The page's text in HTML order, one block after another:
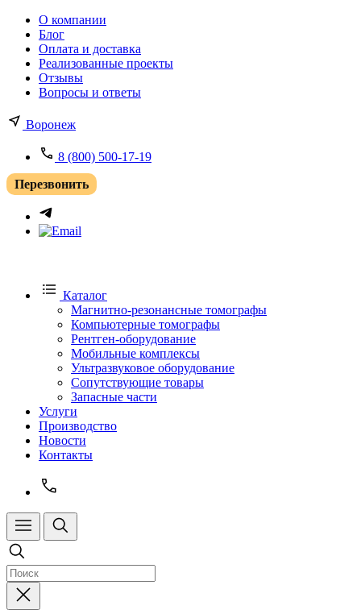
О компании
Блог
Оплата и доставка
Реализованные проекты
Отзывы
Вопросы и ответы
Воронеж
8 (800) 500-17-19
Перезвонить
Каталог
Магнитно-резонансные томографы
Компьютерные томографы
Рентген-оборудование
Мобильные комплексы
Ультразвуковое оборудование
Сопутствующие товары
Запасные части
Услуги
Производство
Новости
Контакты